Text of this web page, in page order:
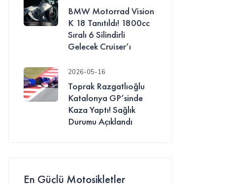
BMW Motorrad Vision
K 18 Tanıtıldı! 1800cc
Sıralı 6 Silindirli
Gelecek Cruiser’ı
2026-05-16
Toprak Razgatlıoğlu
Katalonya GP’sinde
Kaza Yaptı! Sağlık
Durumu Açıklandı
En Güçlü Motosikletler